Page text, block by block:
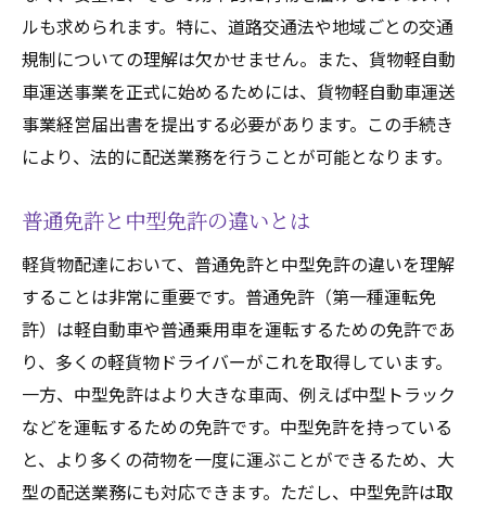
ルも求められます。特に、道路交通法や地域ごとの交通
規制についての理解は欠かせません。また、貨物軽自動
車運送事業を正式に始めるためには、貨物軽自動車運送
事業経営届出書を提出する必要があります。この手続き
により、法的に配送業務を行うことが可能となります。
普通免許と中型免許の違いとは
軽貨物配達において、普通免許と中型免許の違いを理解
することは非常に重要です。普通免許（第一種運転免
許）は軽自動車や普通乗用車を運転するための免許であ
り、多くの軽貨物ドライバーがこれを取得しています。
一方、中型免許はより大きな車両、例えば中型トラック
などを運転するための免許です。中型免許を持っている
と、より多くの荷物を一度に運ぶことができるため、大
型の配送業務にも対応できます。ただし、中型免許は取